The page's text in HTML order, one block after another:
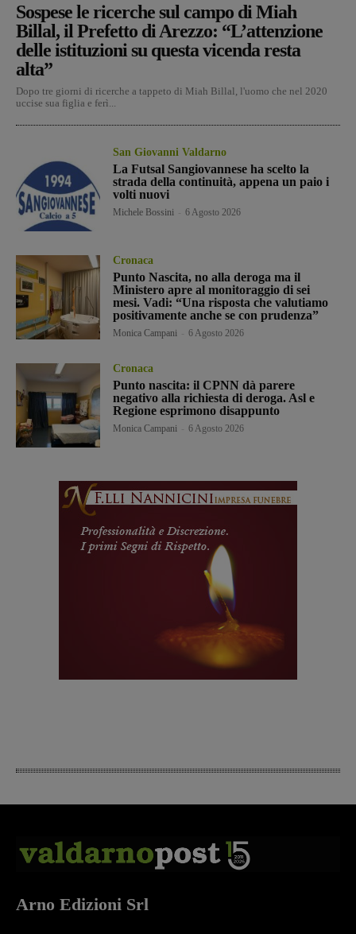
Sospese le ricerche sul campo di Miah
Billal, il Prefetto di Arezzo: “L’attenzione
delle istituzioni su questa vicenda resta
alta”
Dopo tre giorni di ricerche a tappeto di Miah Billal, l'uomo che nel 2020
uccise sua figlia e ferì...
San Giovanni Valdarno
La Futsal Sangiovannese ha scelto la
strada della continuità, appena un paio i
volti nuovi
Michele Bossini 6 Agosto 2026
Cronaca
Punto Nascita, no alla deroga ma il
Ministero apre al monitoraggio di sei
mesi. Vadi: “Una risposta che valutiamo
positivamente anche se con prudenza”
Monica Campani 6 Agosto 2026
Cronaca
Punto nascita: il CPNN dà parere
negativo alla richiesta di deroga. Asl e
Regione esprimono disappunto
Monica Campani 6 Agosto 2026
Arno Edizioni Srl